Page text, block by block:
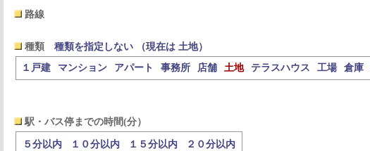
路線
種類
種類を指定しない （現在は 土地）
１戸建
マンション アパート 事務所 店舗 土地 テラスハウス 工場 倉庫
駅・バス停までの時間(分）
５分以内 １０分以内 １５分以内 ２０分以内